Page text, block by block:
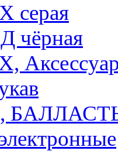
серая
чёрная